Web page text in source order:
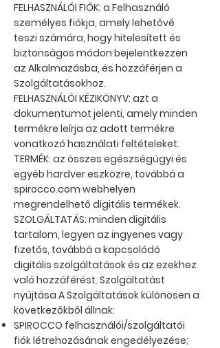
FELHASZNÁLÓI FIÓK: a Felhasználó
személyes fiókja, amely lehetővé
teszi számára, hogy hitelesített és
biztonságos módon bejelentkezzen
az Alkalmazásba, és hozzáférjen a
Szolgáltatásokhoz.
FELHASZNÁLÓI KÉZIKÖNYV: azt a
dokumentumot jelenti, amely minden
termékre leírja az adott termékre
vonatkozó használati feltételeket.
TERMÉK: az összes egészségügyi és
egyéb hardver eszközre, továbbá a
spirocco.com webhelyen
megrendelhető digitális termékek.
SZOLGÁLTATÁS: minden digitális
tartalom, legyen az ingyenes vagy
fizetős, továbbá a kapcsolódó
digitális szolgáltatások és az ezekhez
való hozzáférést. Szolgáltatást
nyújtása A Szolgáltatások különösen a
következőkből állnak:
SPIROCCO felhasználói/szolgáltatói
fiók létrehozásának engedélyezése;